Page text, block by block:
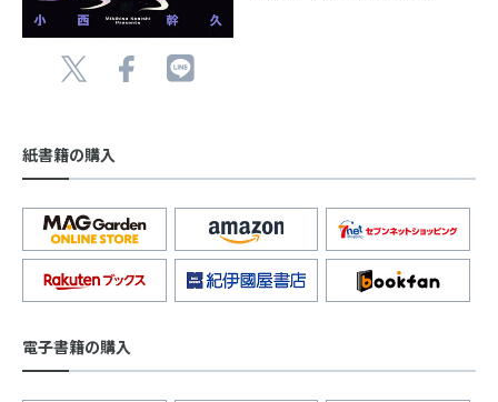
紙書籍の購入
電子書籍の購入